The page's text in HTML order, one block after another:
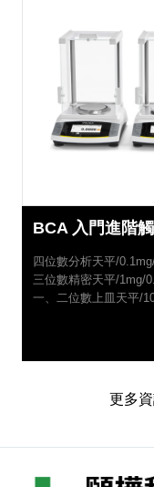
BCA 入門進階
四位數分析天平/
三位數精密天平/1mg/
一、二位數上皿天平/
更多